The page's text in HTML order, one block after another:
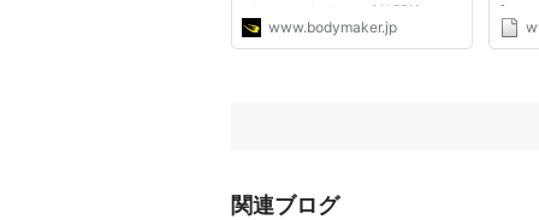
ボクシング グローブ 格闘技 メン
ズ レディース
www.bodymaker.jp
のび
関連ブログ